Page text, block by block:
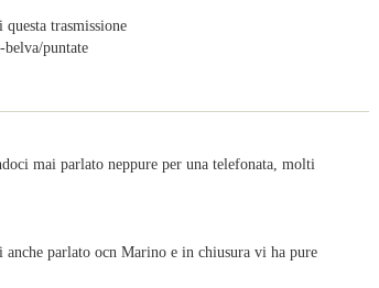
trasmissione
puntate
mai parlato neppure per una telefonata, molti
parlato ocn Marino e in chiusura vi ha pure